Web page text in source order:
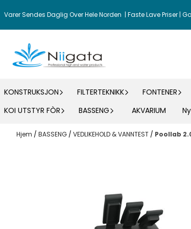
Hopp til innhold
Varer Sendes Daglig Over Hele Norden | Faste Lave Priser |
KONSTRUKSJON FILTERTEKNIKK FONTENER
KOI UTSTYR FÒR
BASSENG AKVARIUM
Hjem / BASSENG / VEDLIKEHOLD & VANNTEST / Poollab